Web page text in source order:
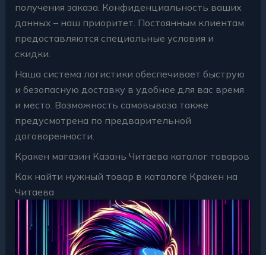
получения заказа. Конфиденциальность ваших
данных – наш приоритет. Постоянным клиентам
предоставляются специальные условия и
скидки.
Наша система логистики обеспечивает быструю
и безопасную доставку в удобное для вас время
и место. Возможность самовывоза также
предусмотрена по предварительной
договоренности.
Кракен магазин Казань Читаева каталог товаров
Как найти нужный товар в каталоге Кракен на
Читаева